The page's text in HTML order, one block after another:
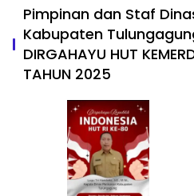
Pimpinan dan Staf
Kabupaten
DIRGAHAYU HUT
TAHUN 2025